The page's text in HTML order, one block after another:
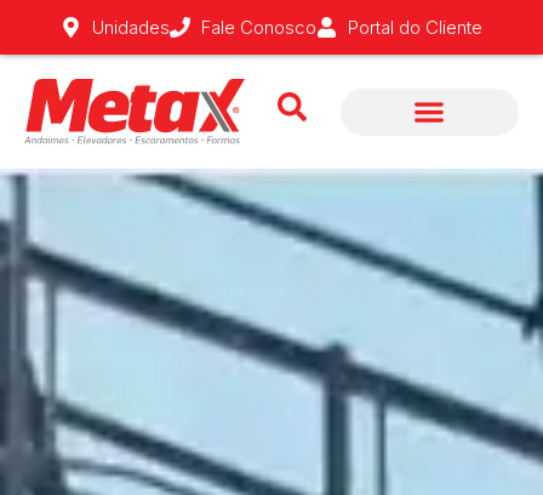
Unidades Fale Conosco Portal do Cliente